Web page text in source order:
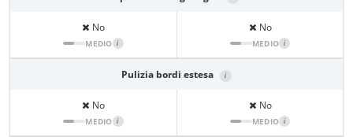
No
MEDIO i
No
MEDIO i
Pulizia bordi estesa i
No
MEDIO i
No
MEDIO i